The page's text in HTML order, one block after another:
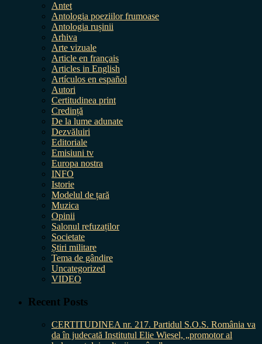
Antet
Antologia poeziilor frumoase
Antologia rușinii
Arhiva
Arte vizuale
Article en français
Articles in English
Artículos en español
Autori
Certitudinea print
Credință
De la lume adunate
Dezvăluiri
Editoriale
Emisiuni tv
Europa nostra
INFO
Istorie
Modelul de țară
Muzica
Opinii
Salonul refuzaților
Societate
Știri militare
Tema de gândire
Uncategorized
VIDEO
Recent Posts
CERTITUDINEA nr. 217. Partidul S.O.S. România va
da în judecată Institutul Elie Wiesel, „promotor al